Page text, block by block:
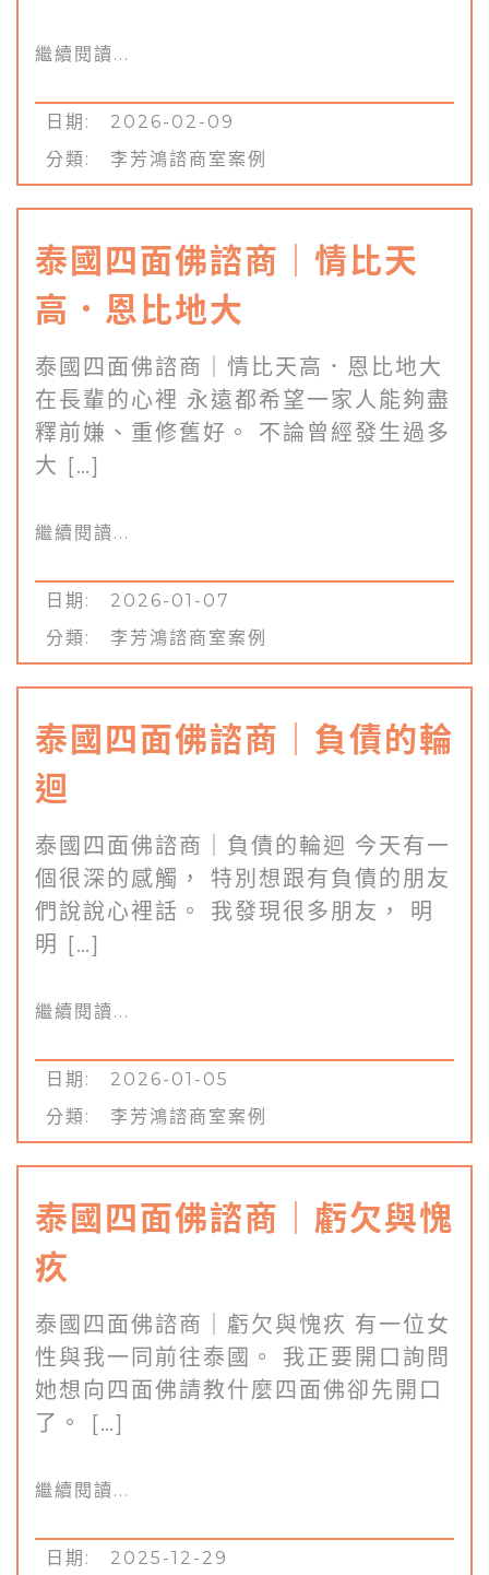
繼續閱讀...
日期: 2026-02-09
分類: 李芳鴻諮商室案例
泰國四面佛諮商｜情比天
高．恩比地大
泰國四面佛諮商｜情比天高．恩比地大
在長輩的心裡 永遠都希望一家人能夠盡
釋前嫌、重修舊好。 不論曾經發生過多
大 […]
繼續閱讀...
日期: 2026-01-07
分類: 李芳鴻諮商室案例
泰國四面佛諮商｜負債的輪
迴
泰國四面佛諮商｜負債的輪迴 今天有一
個很深的感觸， 特別想跟有負債的朋友
們說說心裡話。 我發現很多朋友， 明
明 […]
繼續閱讀...
日期: 2026-01-05
分類: 李芳鴻諮商室案例
泰國四面佛諮商｜虧欠與愧
疚
泰國四面佛諮商｜虧欠與愧疚 有一位女
性與我一同前往泰國。 我正要開口詢問
她想向四面佛請教什麼四面佛卻先開口
了。 […]
繼續閱讀...
日期: 2025-12-29